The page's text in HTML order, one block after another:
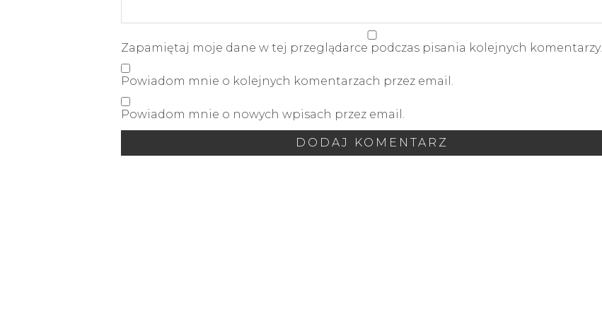
Zapamiętaj moje dane w tej przeglądarce podczas pisania kolejnych komentarzy.
Powiadom mnie o kolejnych komentarzach przez email.
Powiadom mnie o nowych wpisach przez email.